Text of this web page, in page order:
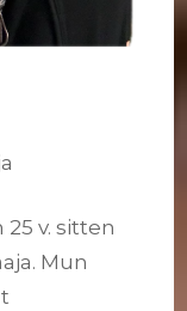
v. sitten
Mun